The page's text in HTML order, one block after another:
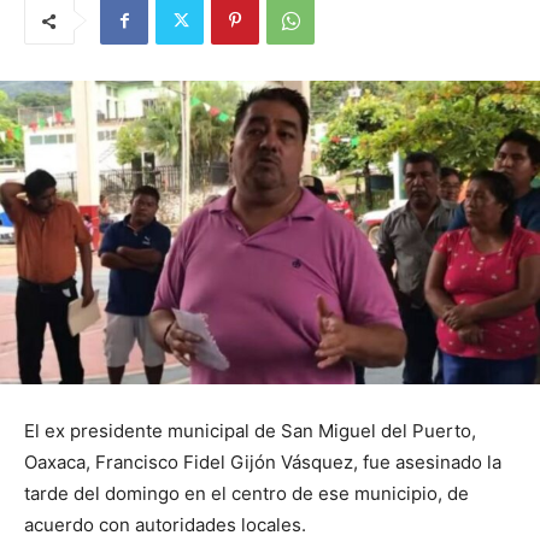
El ex presidente municipal de San Miguel del Puerto,
Oaxaca, Francisco Fidel Gijón Vásquez, fue asesinado la
tarde del domingo en el centro de ese municipio, de
acuerdo con autoridades locales.